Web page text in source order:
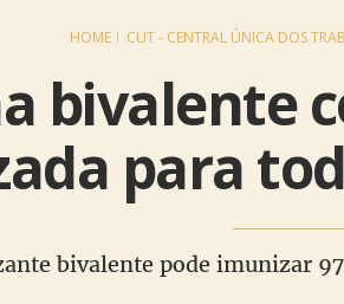
HOME CUT - CENTRAL ÚNICA DOS
bivalente
para
bivalente pode imunizar